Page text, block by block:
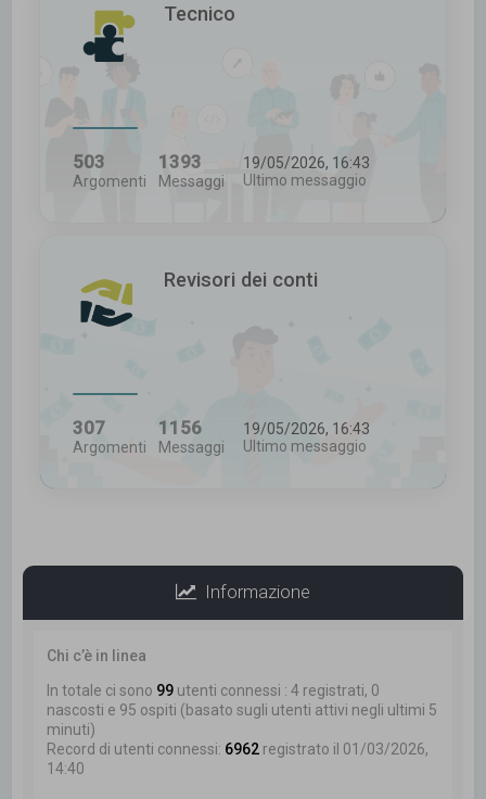
Tecnico
503
Argomenti
1393
Messaggi
19/05/2026, 16:43
Ultimo messaggio
Revisori dei conti
307
Argomenti
1156
Messaggi
19/05/2026, 16:43
Ultimo messaggio
Informazione
Chi c’è in linea
In totale ci sono 99 utenti connessi : 4 registrati, 0
nascosti e 95 ospiti (basato sugli utenti attivi negli ultimi 5
minuti)
Record di utenti connessi: 6962 registrato il 01/03/2026,
14:40